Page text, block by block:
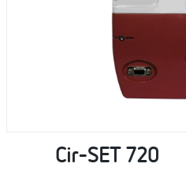
Cir-SET 720